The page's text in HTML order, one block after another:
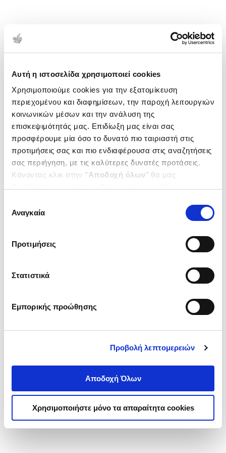
Αυτή η ιστοσελίδα χρησιμοποιεί cookies
Χρησιμοποιούμε cookies για την εξατομίκευση
περιεχομένου και διαφημίσεων, την παροχή λειτουργιών
κοινωνικών μέσων και την ανάλυση της
επισκεψιμότητάς μας. Επιδίωξη μας είναι σας
προσφέρουμε μία όσο το δυνατό πιο ταιριαστή στις
προτιμήσεις σας και πιο ενδιαφέρουσα στις αναζητήσεις
σας περιήγηση, με τις καλύτερες δυνατές προτάσεις.
Κάνοντας κλικ στην ‘’Αποδοχή όλων’’ θα μας
ενδιαφέρουν και να επιλέξετε από τα παρακάτω με την
΄΄και να ενημερωθείτε σχετικά με
συγκατάθεσης
Αναγκαία
Προτιμήσεις
Στατιστικά
Εμπορικής προώθησης
Προβολή λεπτομερειών
Αποδοχή Όλων
Χρησιμοποιήστε μόνο τα απαραίτητα cookies